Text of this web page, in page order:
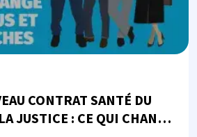
CONTRAT SANTÉ DU
JUSTICE : CE QUI CHANGE